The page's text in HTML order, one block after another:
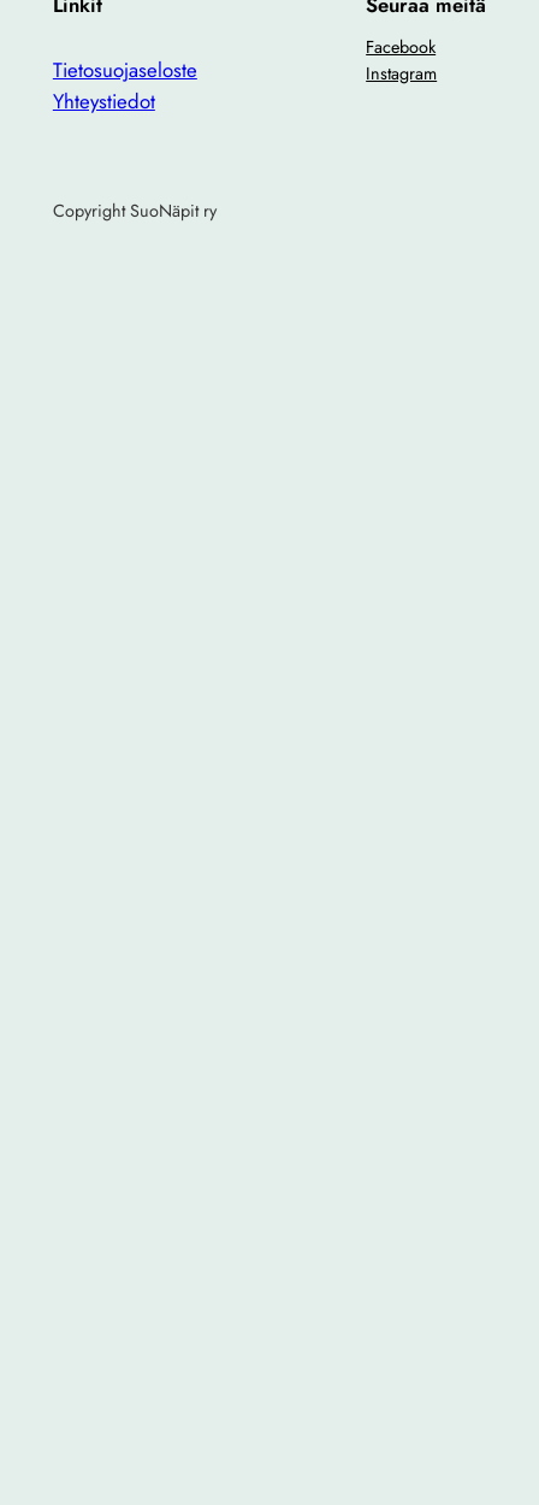
Tietosuojaseloste
Yhteystiedot
Facebook
Instagram
Copyright SuoNäpit ry